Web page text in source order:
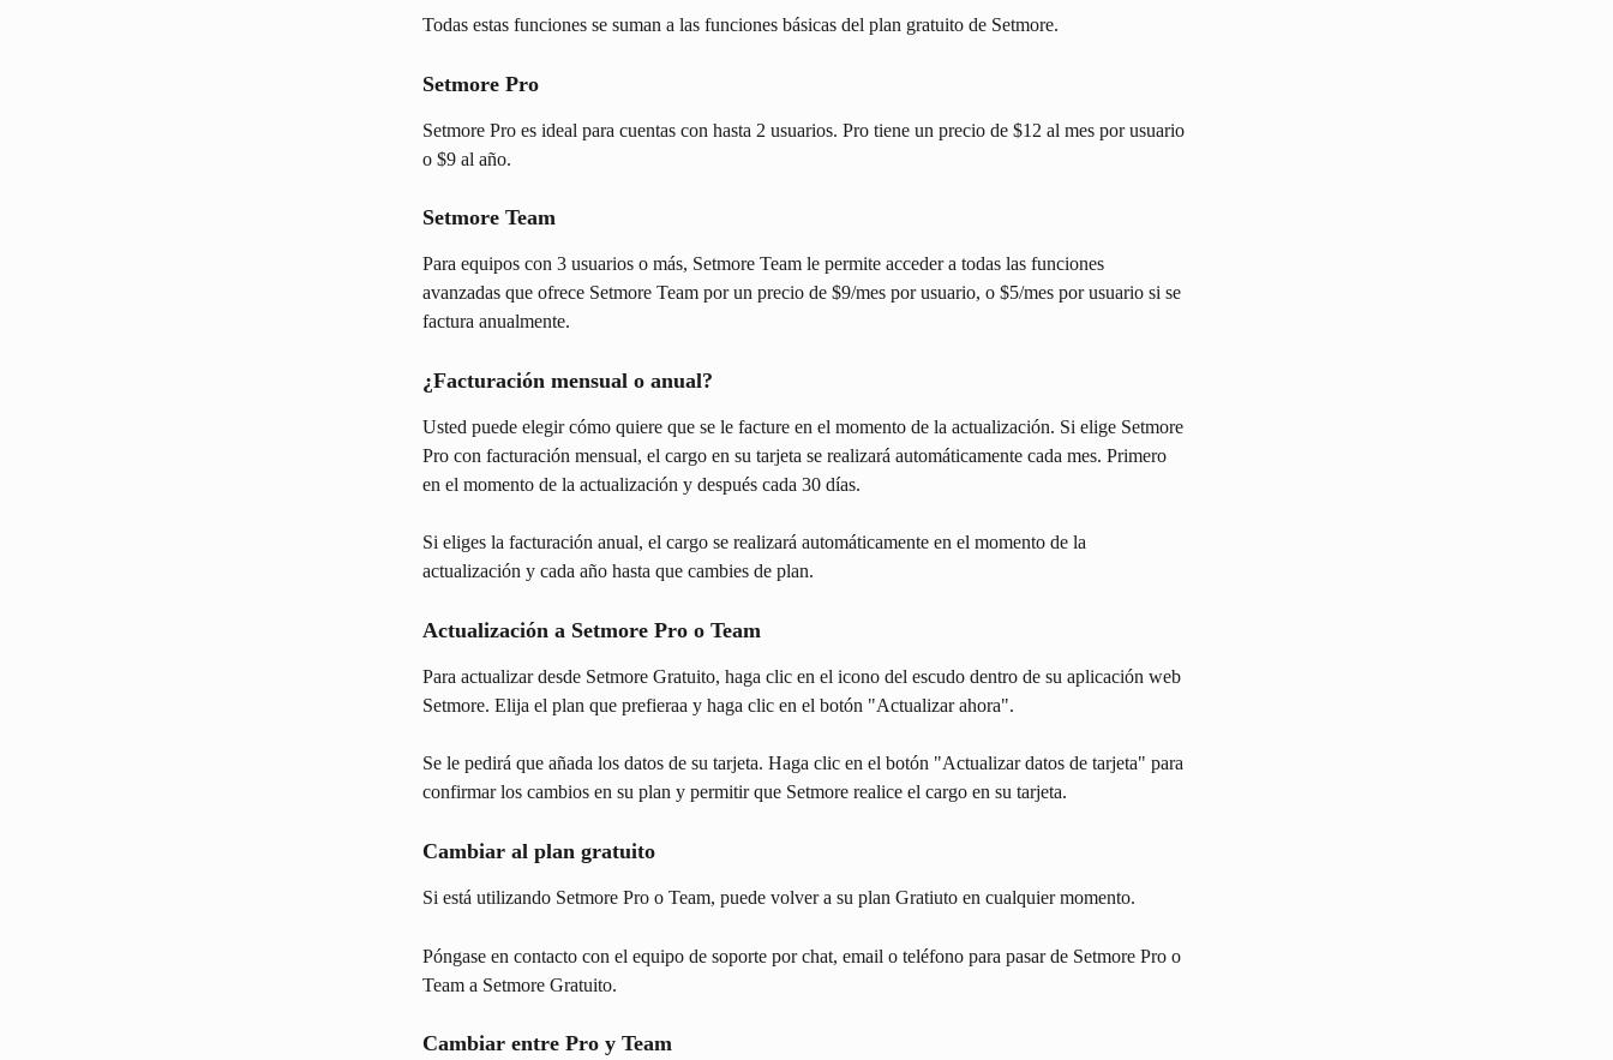
Todas estas funciones se suman a las funciones básicas del plan gratuito de Setmore.
Setmore Pro
Setmore Pro es ideal para cuentas con hasta 2 usuarios. Pro tiene un precio de $12 al mes por usuario
o $9 al año.
Setmore Team
Para equipos con 3 usuarios o más, Setmore Team le permite acceder a todas las funciones
avanzadas que ofrece Setmore Team por un precio de $9/mes por usuario, o $5/mes por usuario si se
factura anualmente.
¿Facturación mensual o anual?
Usted puede elegir cómo quiere que se le facture en el momento de la actualización. Si elige Setmore
Pro con facturación mensual, el cargo en su tarjeta se realizará automáticamente cada mes. Primero
en el momento de la actualización y después cada 30 días.
Si eliges la facturación anual, el cargo se realizará automáticamente en el momento de la
actualización y cada año hasta que cambies de plan.
Actualización a Setmore Pro o Team
Para actualizar desde Setmore Gratuito, haga clic en el icono del escudo dentro de su aplicación web
Setmore. Elija el plan que prefieraa y haga clic en el botón "Actualizar ahora".
Se le pedirá que añada los datos de su tarjeta. Haga clic en el botón "Actualizar datos de tarjeta" para
confirmar los cambios en su plan y permitir que Setmore realice el cargo en su tarjeta.
Cambiar al plan gratuito
Si está utilizando Setmore Pro o Team, puede volver a su plan Gratiuto en cualquier momento.
Póngase en contacto con el equipo de soporte por chat, email o teléfono para pasar de Setmore Pro o
Team a Setmore Gratuito.
Cambiar entre Pro y Team